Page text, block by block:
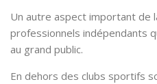
Un autre aspect important de
professionnels indépendants
au grand public.
En dehors des clubs sportifs